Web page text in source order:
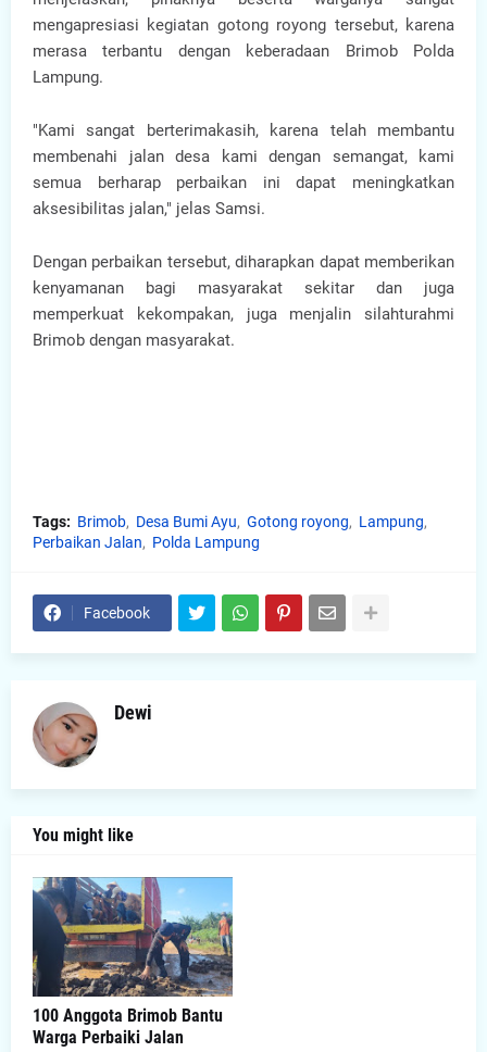
mengapresiasi kegiatan gotong royong tersebut, karena
merasa terbantu dengan keberadaan Brimob Polda
Lampung.
"Kami sangat berterimakasih, karena telah membantu
membenahi jalan desa kami dengan semangat, kami
semua berharap perbaikan ini dapat meningkatkan
aksesibilitas jalan," jelas Samsi.
Dengan perbaikan tersebut, diharapkan dapat memberikan
kenyamanan bagi masyarakat sekitar dan juga
memperkuat kekompakan, juga menjalin silahturahmi
Brimob dengan masyarakat.
Tags: Brimob Desa Bumi Ayu Gotong royong
Lampung
Perbaikan Jalan
Polda Lampung
Facebook
Dewi
You might like
100 Anggota Brimob Bantu
Warga Perbaiki Jalan